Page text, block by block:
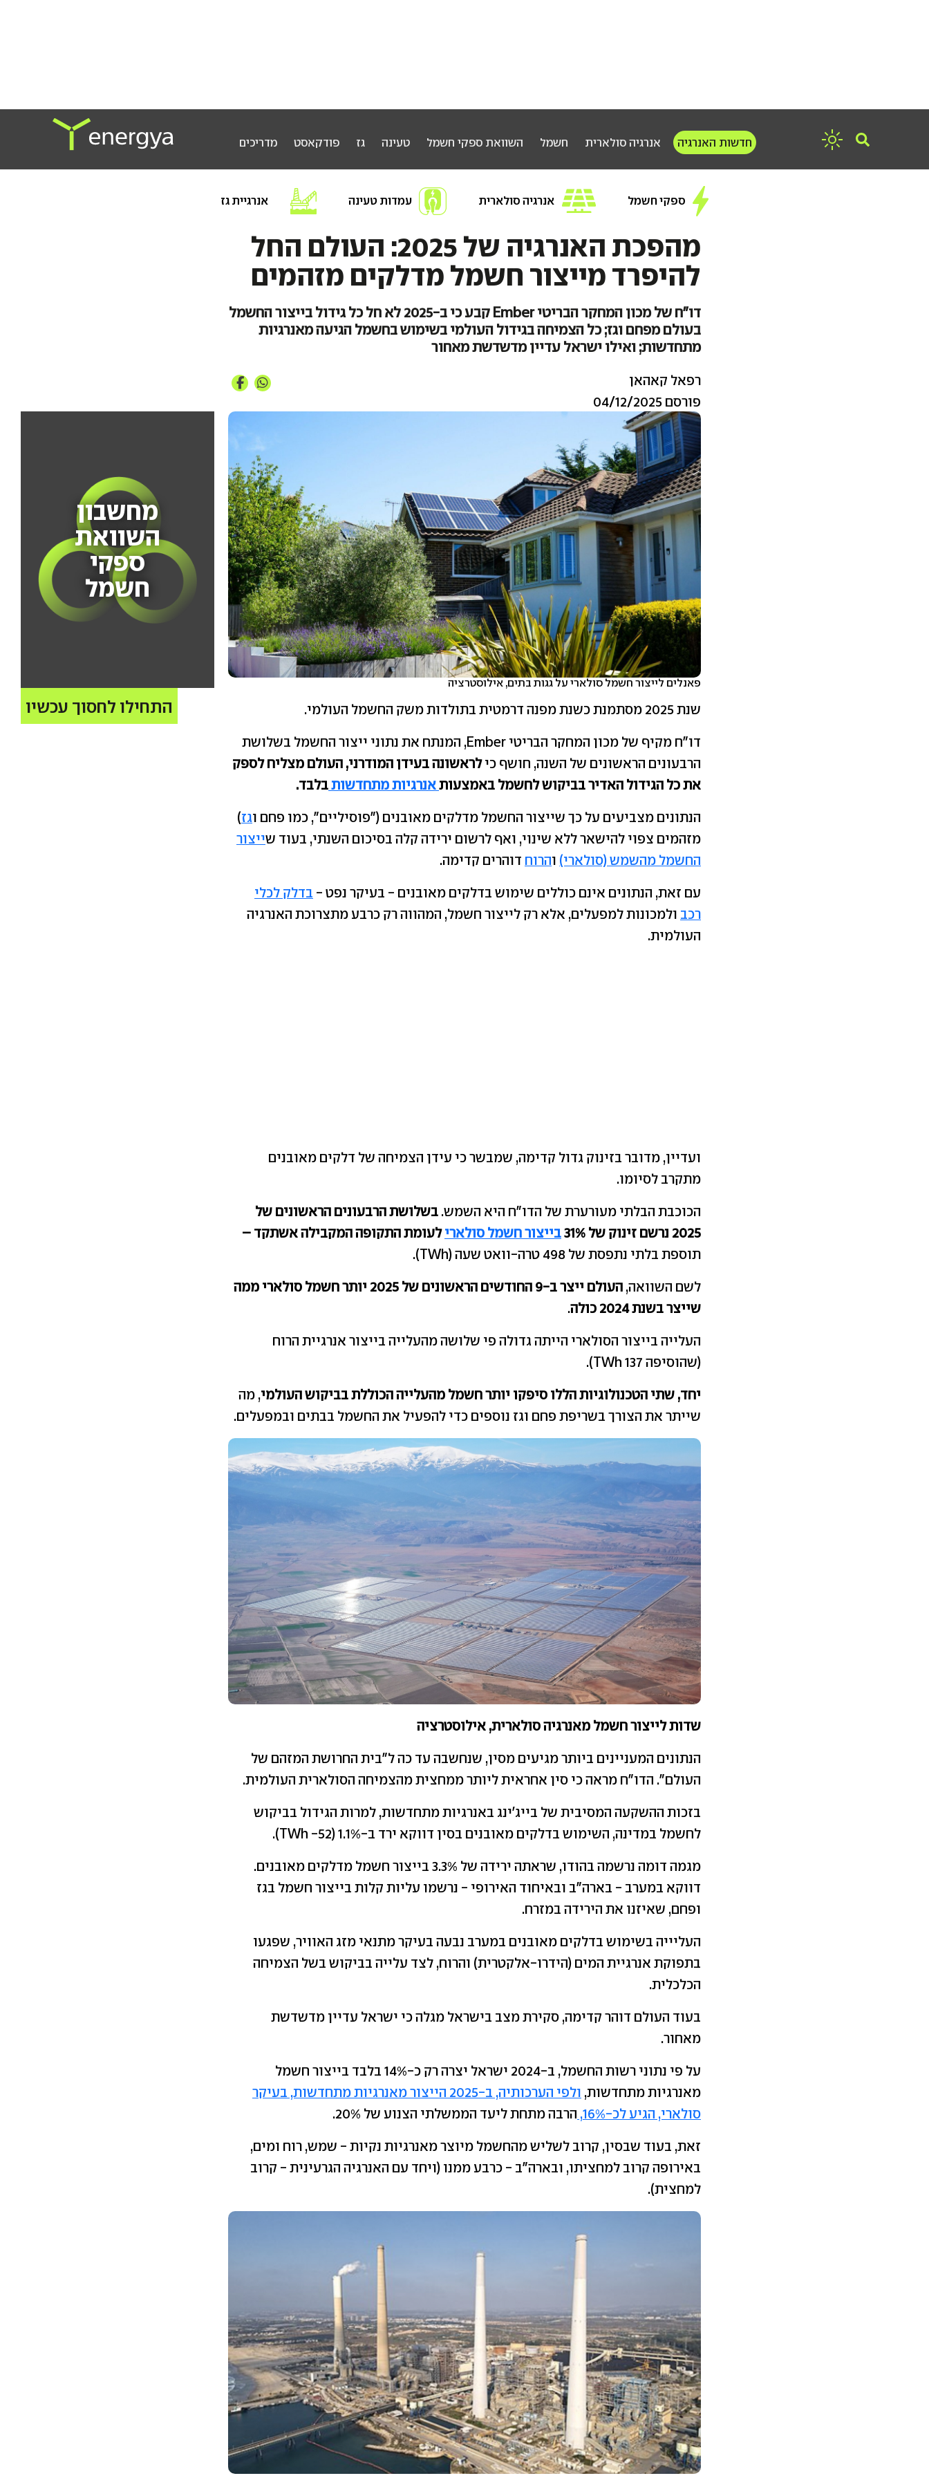
חפשו אנרגיה
חדשות האנרגיה אנרגיה סולארית חשמל השוואת ספקי חשמל טעינה גז פודקאסט מדריכים
ספקי חשמל אנרגיה סולארית עמדות טעינה אנרגיית גז
מהפכת האנרגיה של 2025: העולם החל
להיפרד מייצור חשמל מדלקים מזהמים
דו"ח של מכון המחקר הבריטי Ember קבע כי ב-2025 לא חל כל גידול בייצור החשמל
בעולם מפחם וגז; כל הצמיחה בגידול העולמי בשימוש בחשמל הגיעה מאנרגיות
מתחדשות; ואילו ישראל עדיין מדשדשת מאחור
פאנלים לייצור חשמל סולארי על גגות בתים, אילוסטרציה
מחשבון
השוואת
ספקי
חשמל
התחילו לחסוך עכשיו
רפאל קאהאן
פורסם 04/12/2025
שנת 2025 מסתמנת כשנת מפנה דרמטית בתולדות משק החשמל העולמי.
דו"ח מקיף של מכון המחקר הבריטי Ember, המנתח את נתוני ייצור החשמל בשלושת
הרבעונים הראשונים של השנה, חושף כילראשונה בעידן המודרני, העולם מצליח לספק
את כל הגידול האדיר בביקוש לחשמל באמצעותאנרגיות מתחדשותבלבד.
הנתונים מצביעים על כך שייצור החשמל מדלקים מאובנים ("פוסיליים", כמו פחם וגז)
מזהמים צפוי להישאר ללא שינוי, ואף לרשום ירידה קלה בסיכום השנתי, בעוד שייצור
החשמל מהשמש (סולארי) והרוח דוהרים קדימה.
עם זאת, הנתונים אינם כוללים שימוש בדלקים מאובנים - בעיקר נפט - בדלק לכלי
רכב ולמכונות למפעלים, אלא רק לייצור חשמל, המהווה רק כרבע מתצרוכת האנרגיה
העולמית.
ועדיין, מדובר בזינוק גדול קדימה, שמבשר כי עידן הצמיחה של דלקים מאובנים
מתקרב לסיומו.
הכוכבת הבלתי מעורערת של הדו"ח היא השמש. בשלושת הרבעונים הראשונים של
2025 נרשם זינוק של 31%
בייצור חשמל סולארילעומת התקופה המקבילה אשתקד –
תוספת בלתי נתפסת של 498 טרה-וואט שעה (TWh).
לשם השוואה,
העולם ייצר ב-9 החודשים הראשונים של 2025 יותר חשמל סולארי ממה
שייצר בשנת 2024 כולה
.
העלייה בייצור הסולארי הייתה גדולה פי שלושה מהעלייה בייצור אנרגיית הרוח
(שהוסיפה 137 TWh).
יחד, שתי הטכנולוגיות הללו סיפקו יותר חשמל מהעלייה הכוללת בביקוש העולמי, מה
שייתר את הצורך בשריפת פחם וגז נוספים כדי להפעיל את החשמל בבתים ובמפעלים.
שדות לייצור חשמל מאנרגיה סולארית, אילוסטרציה
הנתונים המעניינים ביותר מגיעים מסין, שנחשבה עד כה ל"בית החרושת המזהם של
העולם". הדו"ח מראה כי סין אחראית ליותר ממחצית מהצמיחה הסולארית העולמית.
בזכות ההשקעה המסיבית של בייג'ינג באנרגיות מתחדשות, למרות הגידול בביקוש
לחשמל במדינה, השימוש בדלקים מאובנים בסין דווקא ירד ב-1.1% (52- TWh).
מגמה דומה נרשמה בהודו, שראתה ירידה של 3.3% בייצור חשמל מדלקים מאובנים.
דווקא במערב - בארה"ב ובאיחוד האירופי - נרשמו עליות קלות בייצור חשמל בגז
ופחם, שאיזנו את הירידה במזרח.
העליייה בשימוש בדלקים מאובנים במערב נבעה בעיקר מתנאי מזג האוויר, שפגעו
בתפוקת אנרגיית המים (הידרו-אלקטרית) והרוח, לצד עלייה בביקוש בשל הצמיחה
הכלכלית.
בעוד העולם דוהר קדימה, סקירת מצב בישראל מגלה כי ישראל עדיין מדשדשת
מאחור.
על פי נתוני רשות החשמל, ב-2024 ישראל יצרה רק כ-14% בלבד בייצור חשמל
מאנרגיות מתחדשות,
ולפי הערכותיה, ב-2025 הייצור מאנרגיות מתחדשות, בעיקר
סולארי, הגיע לכ-16%,
הרבה מתחת ליעד הממשלתי הצנוע של 20%.
זאת, בעוד שבסין, קרוב לשליש מהחשמל מיוצר מאנרגיות נקיות - שמש, רוח ומים,
באירופה קרוב למחציתו, ובארה"ב - כרבע ממנו (ויחד עם האנרגיה הגרעינית - קרוב
למחצית).